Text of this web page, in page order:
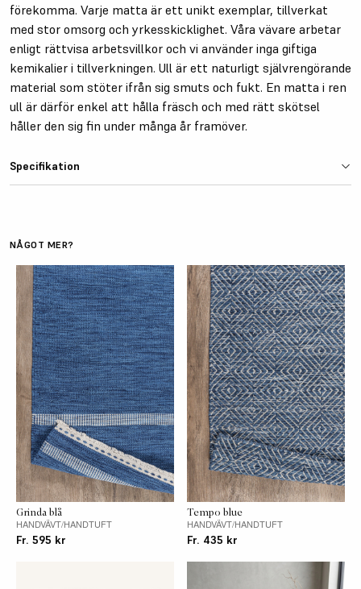
förekomma. Varje matta är ett unikt exemplar, tillverkat
med stor omsorg och yrkesskicklighet. Våra vävare arbetar
enligt rättvisa arbetsvillkor och vi använder inga giftiga
kemikalier i tillverkningen. Ull är ett naturligt självrengörande
material som stöter ifrån sig smuts och fukt. En matta i ren
ull är därför enkel att hålla fräsch och med rätt skötsel
håller den sig fin under många år framöver.
Specifikation
Material
Tjocklek ca 10 mm
Baksida Ull
Vändbar Ja
CSR Care & Fair
Passar
utomhus
Nej
Skötselråd
Dammsug din matta regelbundet och undvik
robotdammsugare samt dammsugare med
roterande borstar. Mindre fläckar tas bort
direkt med en fuktad svamp och lite diskmedel,
gnugga inte på fläcken. Badda torrt med en ren
bomullstrasa. Fackmässig plantvätt
rekommenderas vid tvätt av hela mattan. För
NÅGOT MER?
Grinda blå
HANDVÄVT/HANDTUFT
Fr. 595 kr
Tempo blue
HANDVÄVT/HANDTUFT
Fr. 435 kr